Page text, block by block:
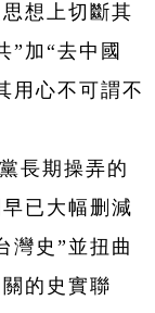
想上切斷其
”加“去中國
用心不可謂不
長期操弄的
已大幅删減
灣史”並扭曲
的史實聯